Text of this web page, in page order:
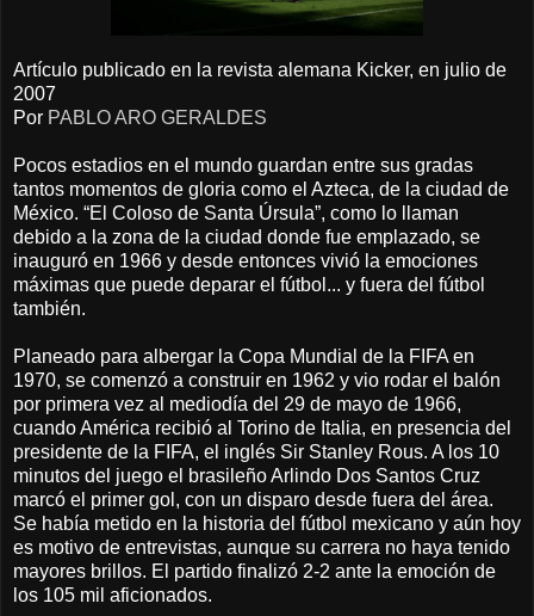
Artículo publicado en la revista alemana Kicker, en julio de
2007
Por PABLO ARO GERALDES
Pocos estadios en el mundo guardan entre sus gradas
tantos momentos de gloria como el Azteca, de la ciudad de
México. “El Coloso de Santa Úrsula”, como lo llaman
debido a la zona de la ciudad donde fue emplazado, se
inauguró en 1966 y desde entonces vivió la emociones
máximas que puede deparar el fútbol... y fuera del fútbol
también.
Planeado para albergar la Copa Mundial de la FIFA en
1970, se comenzó a construir en 1962 y vio rodar el balón
por primera vez al mediodía del 29 de mayo de 1966,
cuando América recibió al Torino de Italia, en presencia del
presidente de la FIFA, el inglés Sir Stanley Rous. A los 10
minutos del juego el brasileño Arlindo Dos Santos Cruz
marcó el primer gol, con un disparo desde fuera del área.
Se había metido en la historia del fútbol mexicano y aún hoy
es motivo de entrevistas, aunque su carrera no haya tenido
mayores brillos. El partido finalizó 2-2 ante la emoción de
los 105 mil aficionados.